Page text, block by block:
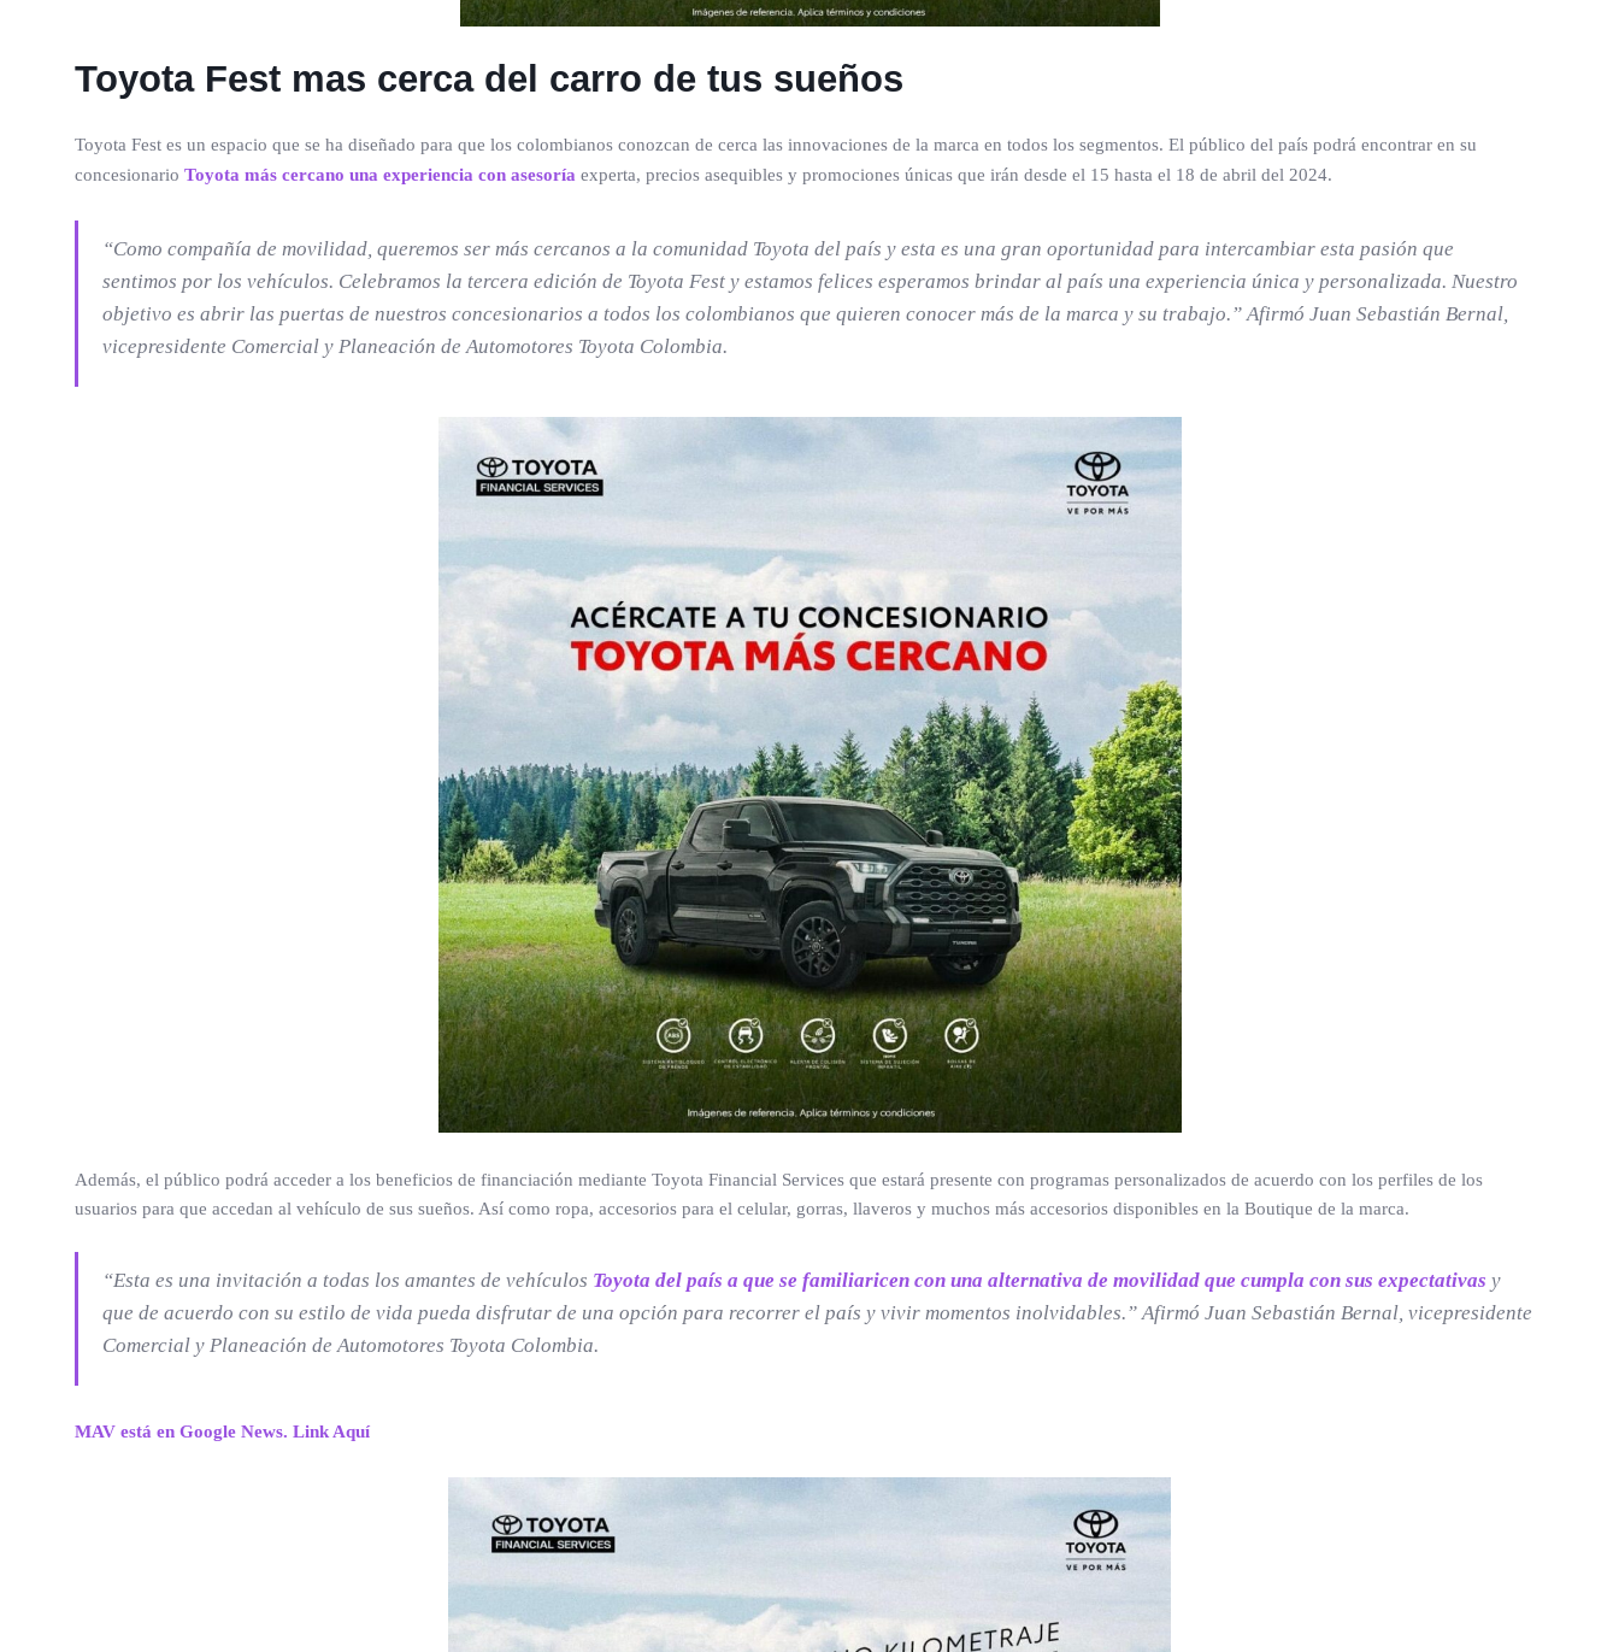
Toyota Fest mas cerca del carro de tus sueños
Toyota Fest es un espacio que se ha diseñado para que los colombianos conozcan de cerca las innovaciones de la marca en todos los segmentos. El público del país podrá encontrar en su
concesionario Toyota más cercano una experiencia con asesoría experta, precios asequibles y promociones únicas que irán desde el 15 hasta el 18 de abril del 2024.
“Como compañía de movilidad, queremos ser más cercanos a la comunidad Toyota del país y esta es una gran oportunidad para intercambiar esta pasión que
sentimos por los vehículos. Celebramos la tercera edición de Toyota Fest y estamos felices esperamos brindar al país una experiencia única y personalizada. Nuestro
objetivo es abrir las puertas de nuestros concesionarios a todos los colombianos que quieren conocer más de la marca y su trabajo.”Afirmó Juan Sebastián Bernal,
vicepresidente Comercial y Planeación de Automotores Toyota Colombia.
Además, el público podrá acceder a los beneficios de financiación mediante Toyota Financial Services que estará presente con programas personalizados de acuerdo con los perfiles de los
usuarios para que accedan al vehículo de sus sueños. Así como ropa, accesorios para el celular, gorras, llaveros y muchos más accesorios disponibles en la Boutique de la marca.
“Esta es una invitación a todas los amantes de vehículos Toyota del país a que se familiaricen con una alternativa de movilidad que cumpla con sus expectativas y
que de acuerdo con su estilo de vida pueda disfrutar de una opción para recorrer el país y vivir momentos inolvidables.”Afirmó Juan Sebastián Bernal, vicepresidente
Comercial y Planeación de Automotores Toyota Colombia.
MAV está en Google News. Link Aquí